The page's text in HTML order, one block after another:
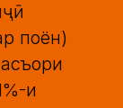
поён)
и